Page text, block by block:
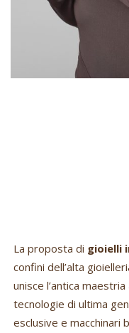
La proposta di gioielli
confini dell’alta
unisce l’antica
tecnologie di ultima
esclusive e macchinari